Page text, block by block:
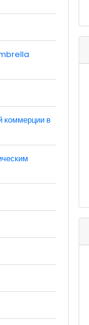
коммерции в